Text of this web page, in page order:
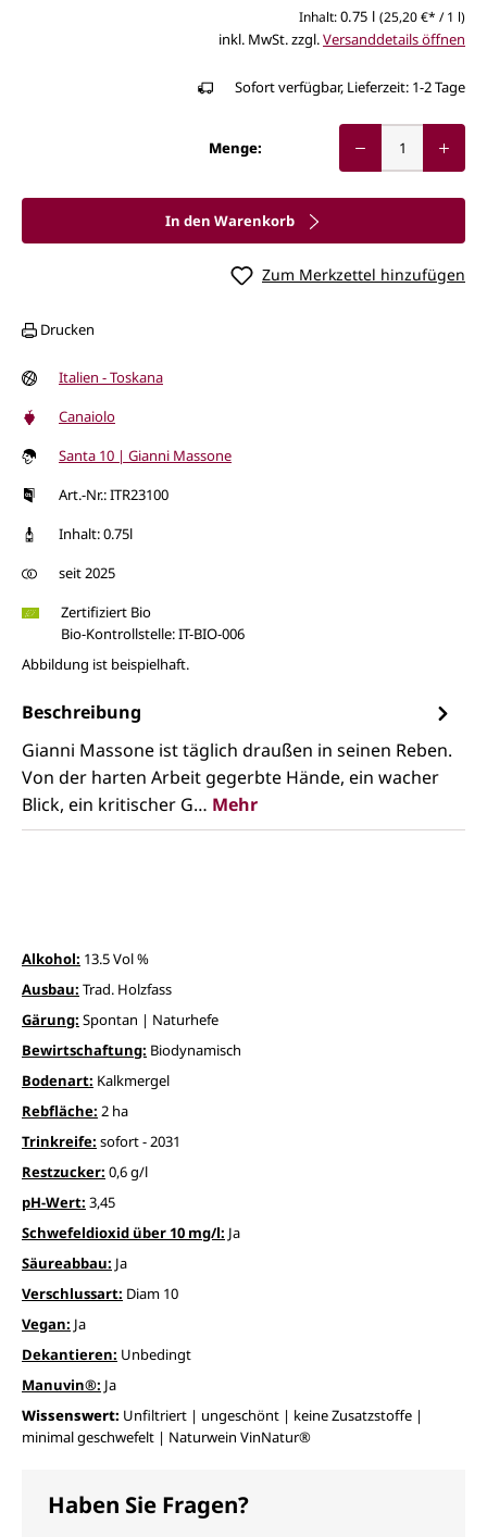
Inhalt:0.75 l (25,20 €* / 1 l)
inkl. MwSt. zzgl.Versanddetails öffnen
Sofort verfügbar, Lieferzeit: 1-2 Tage
Menge:
In den Warenkorb
Zum Merkzettel hinzufügen
Drucken
Italien - Toskana
Canaiolo
Santa 10 | Gianni Massone
Art.-Nr.: ITR23100
Inhalt: 0.75l
seit 2025
Zertifiziert Bio
Bio-Kontrollstelle: IT-BIO-006
Abbildung ist beispielhaft.
Beschreibung
Gianni Massone ist täglich draußen in seinen Reben.
Von der harten Arbeit gegerbte Hände, ein wacher
Blick, ein kritischer G… Mehr
Alkohol: 13.5 Vol %
Ausbau: Trad. Holzfass
Gärung: Spontan | Naturhefe
Bewirtschaftung: Biodynamisch
Bodenart: Kalkmergel
Rebfläche: 2 ha
Trinkreife: sofort - 2031
Restzucker: 0,6 g/l
pH-Wert: 3,45
Schwefeldioxid über 10 mg/l: Ja
Säureabbau: Ja
Verschlussart: Diam 10
Vegan: Ja
Dekantieren: Unbedingt
Manuvin®: Ja
Wissenswert: Unfiltriert | ungeschönt | keine Zusatzstoffe |
minimal geschwefelt | Naturwein VinNatur®
Haben Sie Fragen?